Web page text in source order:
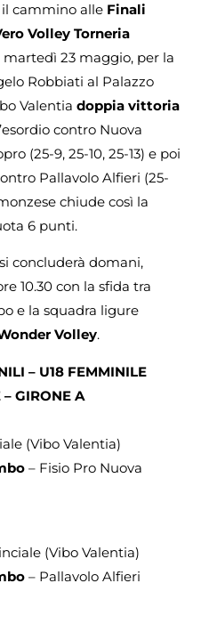
cammino alle Finali
Volley Torneria
23 maggio, per la
Robbiati al Palazzo
Valentia doppia vittoria
contro Nuova
(25-9, 25-10, 25-13) e poi
Pallavolo Alfieri (25-
chiude così la
6 punti.
concluderà domani,
10.30 con la sfida tra
e la squadra ligure
Volley.
– U18 FEMMINILE
GIRONE A
(Vibo Valentia)
– Fisio Pro Nuova
(Vibo Valentia)
– Pallavolo Alfieri